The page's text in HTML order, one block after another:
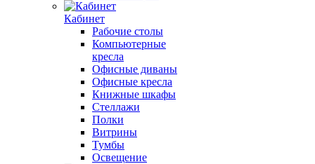
Кабинет
Рабочие столы
Компьютерные
кресла
Офисные диваны
Офисные кресла
Книжные шкафы
Стеллажи
Полки
Витрины
Тумбы
Освещение